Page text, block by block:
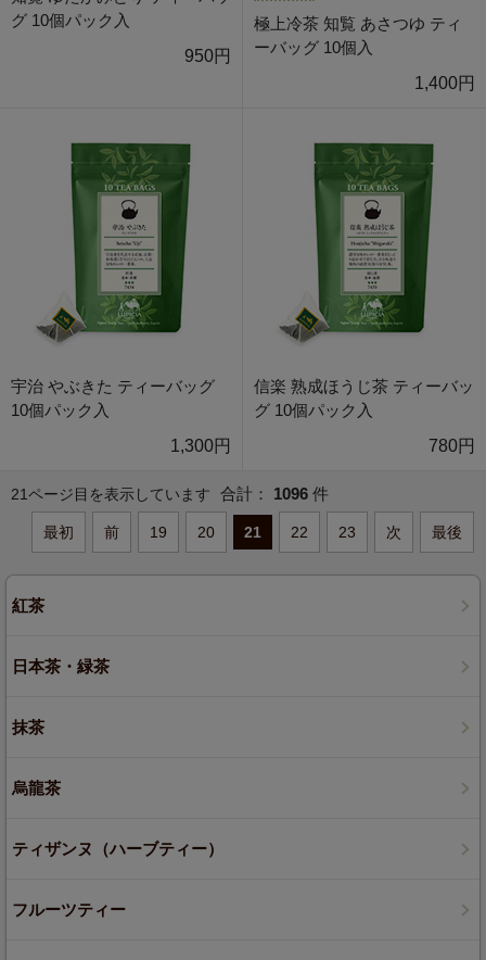
グ 10個パック入
950円
極上冷茶 知覧 あさつゆ ティ
ーバッグ 10個入
1,400円
宇治 やぶきた ティーバッグ
10個パック入
1,300円
信楽 熟成ほうじ茶 ティーバッ
グ 10個パック入
780円
21ページ目を表示しています 合計： 1096 件
最初 前 19 20 21 22 23 次 最後
紅茶
日本茶・緑茶
抹茶
烏龍茶
ティザンヌ（ハーブティー）
フルーツティー